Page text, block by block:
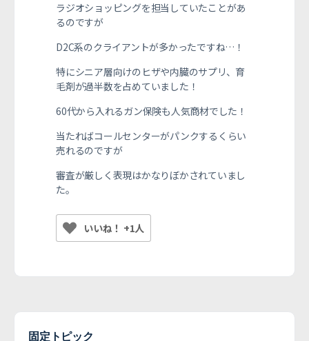
ラジオショッピングを担当していたことがあ
るのですが
D2C系のクライアントが多かったですね…！
特にシニア層向けのヒザや内臓のサプリ、育
毛剤が過半数を占めていました！
60代から入れるガン保険も人気商材でした！
当たればコールセンターがパンクするくらい
売れるのですが
審査が厳しく表現はかなりぼかされていまし
た。
いいね！ +1人
固定トピック